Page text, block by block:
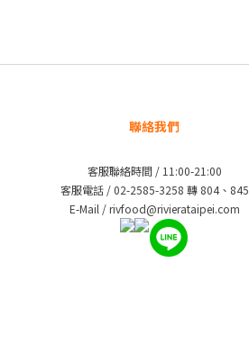
聯絡我們
客服聯絡時間 / 11:00-21:00
客服電話 / 02-2585-3258 轉 804、845
E-Mail / rivfood@rivierataipei.com